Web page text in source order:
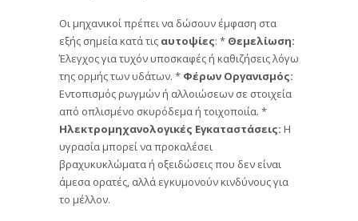
Οι μηχανικοί πρέπει να δώσουν έμφαση στα
εξής σημεία κατά τις αυτοψίες: * Θεμελίωση:
Έλεγχος για τυχόν υποσκαφές ή καθιζήσεις λόγω
της ορμής των υδάτων. * Φέρων Οργανισμός:
Εντοπισμός ρωγμών ή αλλοιώσεων σε στοιχεία
από οπλισμένο σκυρόδεμα ή τοιχοποιία. *
Ηλεκτρομηχανολογικές Εγκαταστάσεις: Η
υγρασία μπορεί να προκαλέσει
βραχυκυκλώματα ή οξειδώσεις που δεν είναι
άμεσα ορατές, αλλά εγκυμονούν κινδύνους για
το μέλλον.